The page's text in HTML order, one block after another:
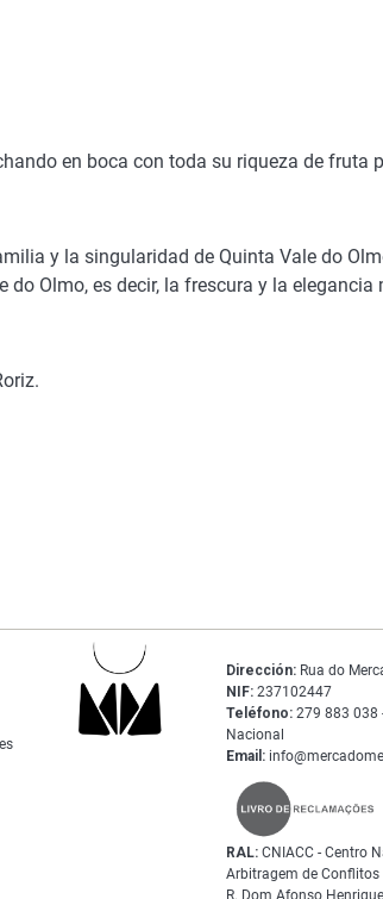
en boca con toda su riqueza de fruta
y la singularidad de Quinta Vale do
Olmo, es decir, la frescura y la
Dirección:Rua do
NIF:237102447
Teléfono:279 883 038
Nacional
Email:
RAL:CNIACC - Centro
Arbitragem de Conflitos
R. Dom Afonso